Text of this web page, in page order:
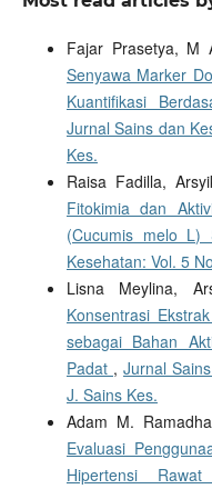
Fajar Prasetya, M
Senyawa Marker
Kuantifikasi
Jurnal Sains dan
Kes.
Raisa Fadilla,
Fitokimia dan
(Cucumis melo L)
Kesehatan: Vol. 5
Lisna Meylina,
Konsentrasi
sebagai Bahan
Padat , Jurnal
J. Sains Kes.
Adam M.
Evaluasi
Hipertensi